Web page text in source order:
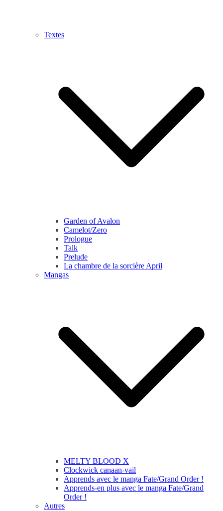
Textes
Garden of Avalon
Camelot/Zero
Prologue
Talk
Prelude
La chambre de la sorcière April
Mangas
MELTY BLOOD X
Clockwick canaan-vail
Apprends avec le manga Fate/Grand Order !
Apprends-en plus avec le manga Fate/Grand
Order !
Autres